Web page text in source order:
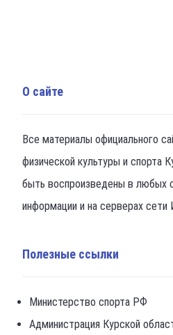
О сайте
Все материалы официального
физической культуры и спорта
быть воспроизведены в любых
информации и на серверах сети
Полезные ссылки
Министерство спорта РФ
Администрация Курской